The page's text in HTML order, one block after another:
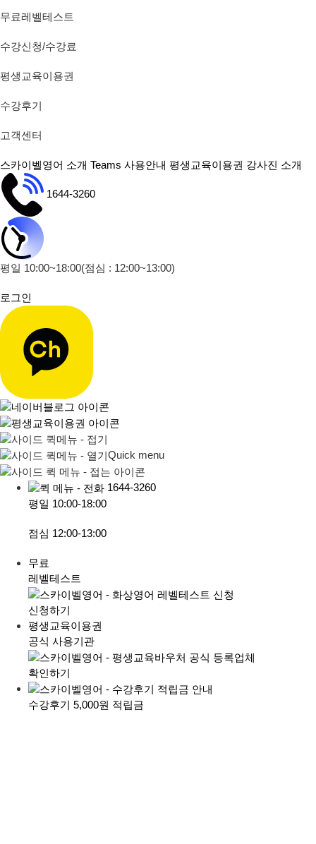
무료레벨테스트
수강신청/수강료
평생교육이용권
수강후기
고객센터
스카이벨영어 소개 Teams 사용안내 평생교육이용권 강사진 소개
1644-3260
평일 10:00~18:00(점심 : 12:00~13:00)
로그인
Quick menu
1644-3260
평일 10:00-18:00
점심 12:00-13:00
무료
레벨테스트
신청하기
평생교육이용권
공식 사용기관
확인하기
수강후기 5,000원 적립금